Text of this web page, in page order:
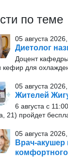
по теме
05 августа
Диетолог
Доцент
кефир для
05 августа
Жителей
6 августа с
21) пройдет
05 августа
Врач-акушер